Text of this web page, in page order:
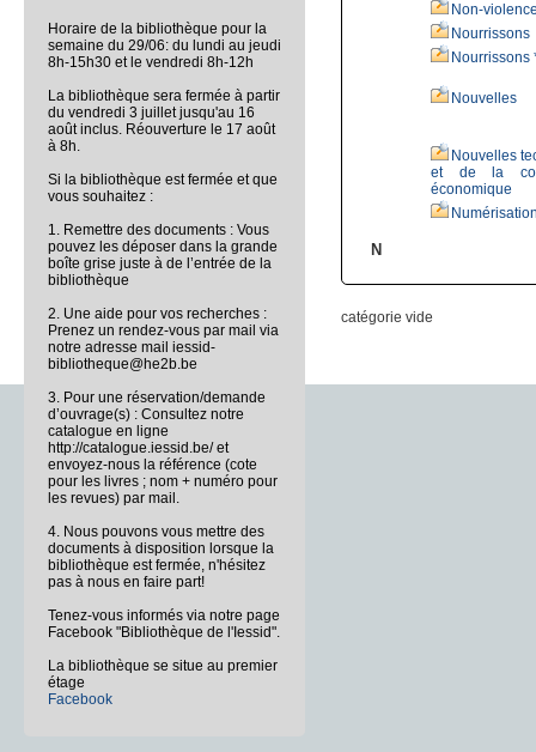
Non-
Nourrissons
Nourrissons
Nouvelles
Nouvelles
et de la
économique
N
catégorie vide
Horaire de la bibliothèque pour la
semaine du 29/06: du lundi au jeudi
8h-15h30 et le vendredi 8h-12h
La bibliothèque sera fermée à partir
du vendredi 3 juillet jusqu'au 16
août inclus. Réouverture le 17 août
à 8h.
Si la bibliothèque est fermée et que
vous souhaitez :
1. Remettre des documents : Vous
pouvez les déposer dans la grande
boîte grise juste à de l’entrée de la
bibliothèque
2. Une aide pour vos recherches :
Prenez un rendez-vous par mail via
notre adresse mail iessid-
bibliotheque@he2b.be
3. Pour une réservation/demande
d’ouvrage(s) : Consultez notre
catalogue en ligne
http://catalogue.iessid.be/ et
envoyez-nous la référence (cote
pour les livres ; nom + numéro pour
les revues) par mail.
4. Nous pouvons vous mettre des
documents à disposition lorsque la
bibliothèque est fermée, n'hésitez
pas à nous en faire part!
Tenez-vous informés via notre page
Facebook "Bibliothèque de l'Iessid".
La bibliothèque se situe au premier
étage
Facebook